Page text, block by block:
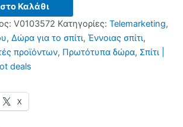
Καλάθι
V0103572 Κατηγορίες: Telemarketing,
, Δώρα για το σπίτι, Έννοιας σπίτι,
προϊόντων, Πρωτότυπα δώρα, Σπίτι |
deals
X